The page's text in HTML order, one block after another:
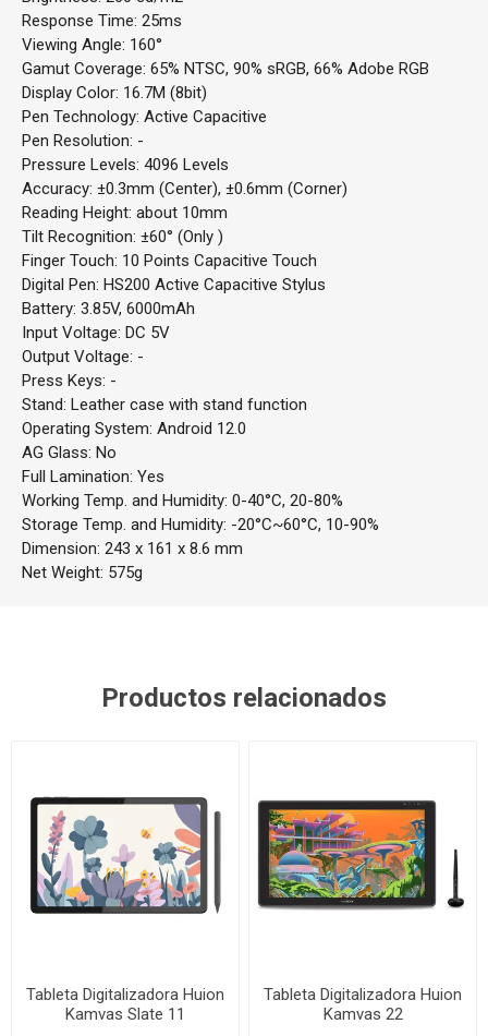
Response Time: 25ms
Viewing Angle: 160°
Gamut Coverage: 65% NTSC, 90% sRGB, 66% Adobe RGB
Display Color: 16.7M (8bit)
Pen Technology: Active Capacitive
Pen Resolution: -
Pressure Levels: 4096 Levels
Accuracy: ±0.3mm (Center), ±0.6mm (Corner)
Reading Height: about 10mm
Tilt Recognition: ±60° (Only )
Finger Touch: 10 Points Capacitive Touch
Digital Pen: HS200 Active Capacitive Stylus
Battery: 3.85V, 6000mAh
Input Voltage: DC 5V
Output Voltage: -
Press Keys: -
Stand: Leather case with stand function
Operating System: Android 12.0
AG Glass: No
Full Lamination: Yes
Working Temp. and Humidity: 0-40°C, 20-80%
Storage Temp. and Humidity: -20°C~60°C, 10-90%
Dimension: 243 x 161 x 8.6 mm
Net Weight: 575g
Productos relacionados
Tableta Digitalizadora Huion
Kamvas Slate 11
Tableta Digitalizadora Huion
Kamvas 22